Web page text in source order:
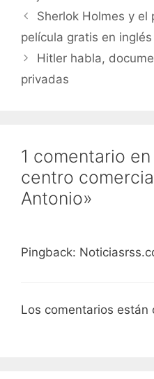
diarios.
tagzaniapasteSan
Sherlok Holmes y el
película gratis en inglés
Hitler habla,
privadas
1 comentario
centro
Antonio»
Pingback:
Los comentarios están